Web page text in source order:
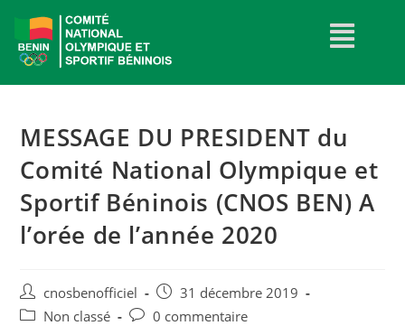
MESSAGE DU PRESIDENT du
Comité National Olympique et
Sportif Béninois (CNOS BEN) A
l’orée de l’année 2020
cnosbenofficiel
31 décembre 2019
Non classé
0 commentaire